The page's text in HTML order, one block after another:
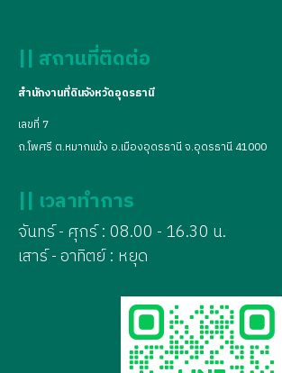
|| สถานที่ติดต่อ
สำนักงานที่ดินจังหวัดอุดรธานี
เลขที่ 7
ถ.โพศรี ต.หมากแข้ง อ.เมืองอุดรธานี จ.อุดรธานี 41000
|| เวลาทำการ
จันทร์ - ศุกร์ : 08.00 - 16.30 น.
เสาร์ - อาทิตย์ : หยุด